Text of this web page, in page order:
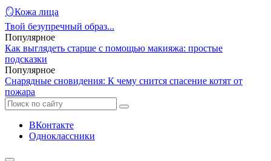
🪞Кожа лица
Твой безупречный образ...
Популярное
Как выглядеть старше с помощью макияжа: простые
подсказки
Популярное
Снарядные сновидения: К чему снится спасение котят от
пожара
ВКонтакте
Одноклассники